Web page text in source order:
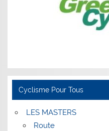
Cyclisme Pour Tous
LES MASTERS
Route